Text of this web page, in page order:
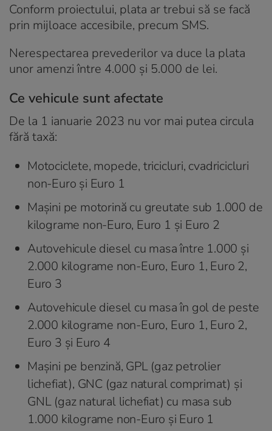
Conform proiectului, plata ar trebui să se facă
prin mijloace accesibile, precum SMS.
Nerespectarea prevederilor va duce la plata
unor amenzi între 4.000 și 5.000 de lei.
Ce vehicule sunt afectate
De la 1 ianuarie 2023 nu vor mai putea circula
fără taxă:
Motociclete, mopede, tricicluri, cvadricicluri
non-Euro și Euro 1
Mașini pe motorină cu greutate sub 1.000 de
kilograme non-Euro, Euro 1 și Euro 2
Autovehicule diesel cu masa între 1.000 și
2.000 kilograme non-Euro, Euro 1, Euro 2,
Euro 3
Autovehicule diesel cu masa în gol de peste
2.000 kilograme non-Euro, Euro 1, Euro 2,
Euro 3 și Euro 4
Mașini pe benzină, GPL (gaz petrolier
lichefiat), GNC (gaz natural comprimat) și
GNL (gaz natural lichefiat) cu masa sub
1.000 kilograme non-Euro și Euro 1